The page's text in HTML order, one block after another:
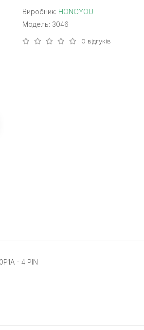
Виробник: HONGYOU
Модель: 3046
0 відгуків
- 4 PIN